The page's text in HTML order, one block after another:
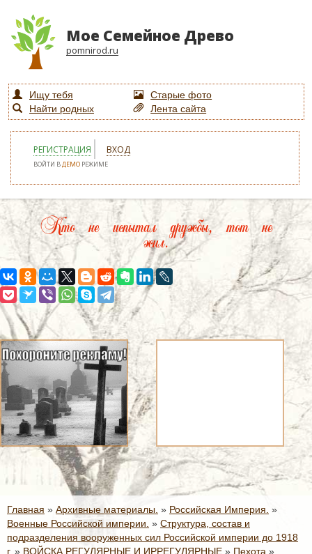
Мое Семейное Древо
pomnirod.ru
Ищу тебя
Старые фото
Найти родных
Лента сайта
РЕГИСТРАЦИЯ ВХОД
ВОЙТИ ВДЕМО РЕЖИМЕ
Кто не испытал дружбы, тот не
жил.
Главная » Архивные материалы. » Российская Империя. »
Военные Российской империи. » Структура, состав и
подразделения вооруженных сил Российской империи до 1918
г. » ВОЙСКА РЕГУЛЯРНЫЕ И ИРРЕГУЛЯРНЫЕ » Пехота »